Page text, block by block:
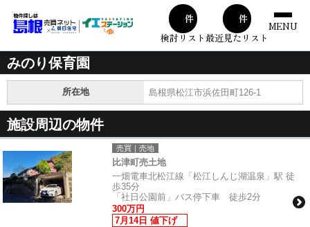
00件
検討リスト
00件
最近見たリスト
MENU
みのり保育園
所在地 島根県松江市浜佐田町126-1
施設周辺の物件
売買｜売地
比津町売土地
一畑電車北松江線「松江しんじ湖温泉」駅 徒
歩35分
「社日公園前」バス停下車 徒歩2分
300万円
7月14日 値下げ